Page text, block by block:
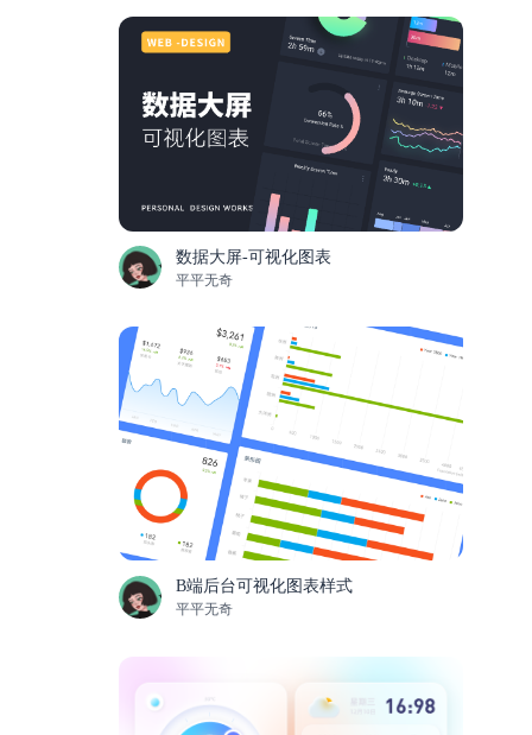
数据大屏-可视化图表
平平无奇
B端后台可视化图表样式
平平无奇